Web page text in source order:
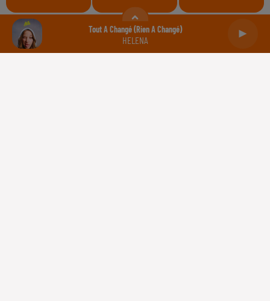
Tout A Changé (rien A Changé)
HELENA
Balance Scorpion